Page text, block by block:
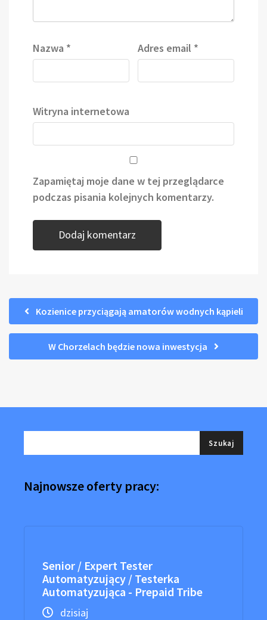
Nazwa * Adres email *
Witryna internetowa
Zapamiętaj moje dane w tej przeglądarce
podczas pisania kolejnych komentarzy.
Kozienice przyciągają amatorów wodnych kąpieli
W Chorzelach będzie nowa inwestycja
Najnowsze oferty pracy:
Senior / Expert Tester
Automatyzujący / Testerka
Automatyzująca - Prepaid Tribe
dzisiaj